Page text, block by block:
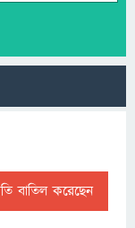
বাতিল করেছেন